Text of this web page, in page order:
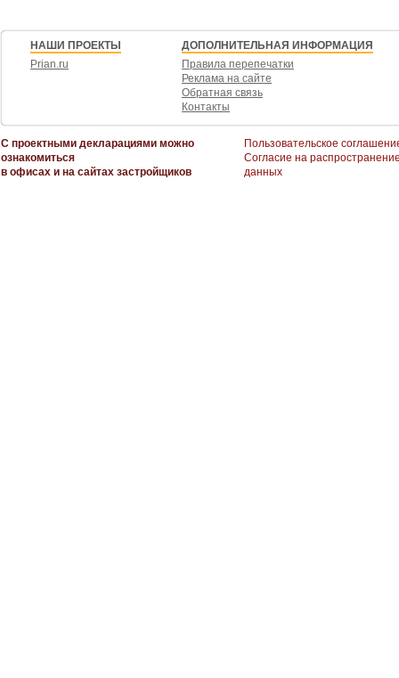
НАШИ ПРОЕКТЫ
Prian.ru
ДОПОЛНИТЕЛЬНАЯ ИНФОРМАЦИЯ
Правила перепечатки
Реклама на сайте
Обратная связь
Контакты
С проектными декларациями можно
ознакомиться
в офисах и на сайтах застройщиков
Пользовательское
Согласие на
данных